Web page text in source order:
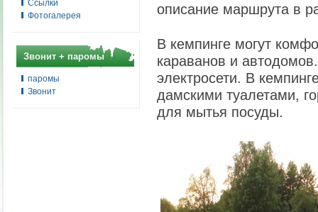
Ссылки
Фотогалерея
Звонит + паромы
паромы
Звонит
описание маршрута в
В кемпинге могут
караванов и
электросети. В
дамскими туалетами,
для мытья посуды.